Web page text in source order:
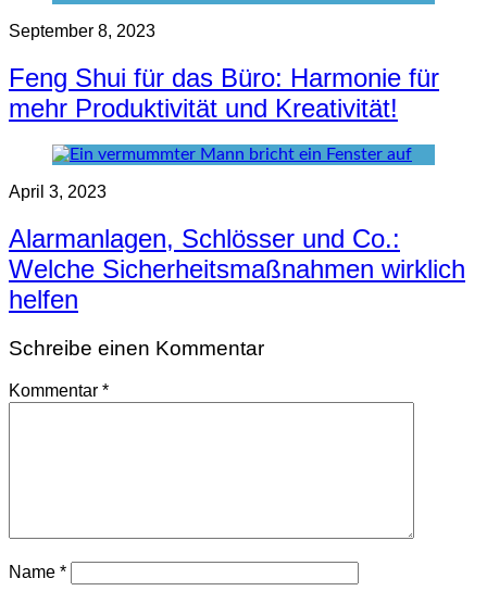
September 8, 2023
Feng Shui für das Büro: Harmonie für
mehr Produktivität und Kreativität!
April 3, 2023
Alarmanlagen, Schlösser und Co.:
Welche Sicherheitsmaßnahmen wirklich
helfen
Schreibe einen Kommentar
Kommentar *
Name *